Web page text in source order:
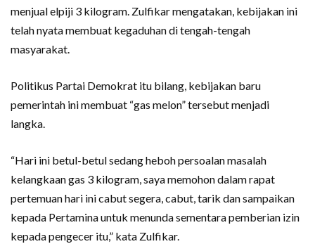
menjual elpiji 3 kilogram. Zulfikar mengatakan, kebijakan ini
telah nyata membuat kegaduhan di tengah-tengah
masyarakat.
Politikus Partai Demokrat itu bilang, kebijakan baru
pemerintah ini membuat “gas melon” tersebut menjadi
langka.
“Hari ini betul-betul sedang heboh persoalan masalah
kelangkaan gas 3 kilogram, saya memohon dalam rapat
pertemuan hari ini cabut segera, cabut, tarik dan sampaikan
kepada Pertamina untuk menunda sementara pemberian izin
kepada pengecer itu,” kata Zulfikar.